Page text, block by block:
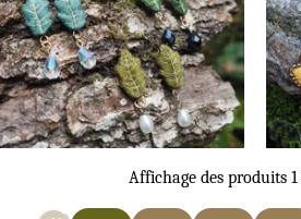
Boucles d'Oreilles
59€
Affichage des produits 1